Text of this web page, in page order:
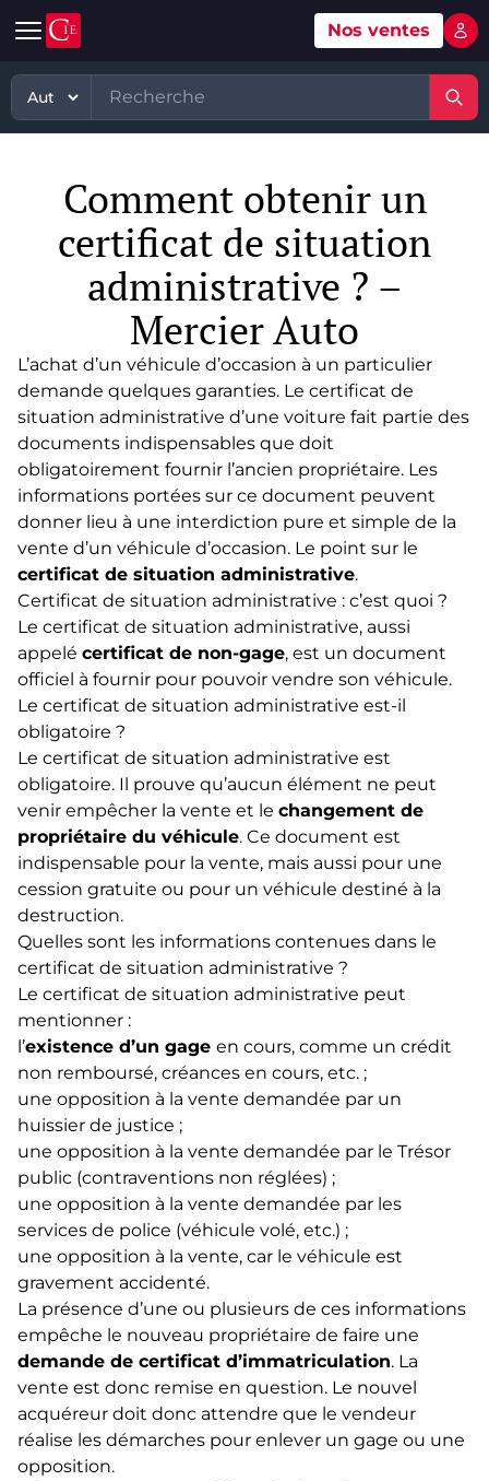
Automobile
Voitures d'occasion
Véhicules tout terrain et 4x4 d'occasion
Motos et quads d'occasion
Voitures de luxe d'occasion
Véhicules utilitaires d'occasion
Grande vente mobilier objets
Ventes XXème
Vente courante hebdo
Bijoux & Mode
Vins & Spiritueux
Spécialités
Matériel, équipement
Matériel professionnel
Stock et marchandises neuves et
d’occasions
Usines & industries
Biens incorporels
TP
Divers
Nos ventes
Comment obtenir un
certificat de situation
administrative ? –
Mercier Auto
L’achat d’un véhicule d’occasion à un particulier
demande quelques garanties. Le certificat de
situation administrative d’une voiture fait partie des
documents indispensables que doit
obligatoirement fournir l’ancien propriétaire. Les
informations portées sur ce document peuvent
donner lieu à une interdiction pure et simple de la
vente d’un véhicule d’occasion. Le point sur le
certificat de situation administrative.
Certificat de situation administrative : c’est quoi ?
Le certificat de situation administrative, aussi
appelé certificat de non-gage, est un document
officiel à fournir pour pouvoir vendre son véhicule.
Le certificat de situation administrative est-il
obligatoire ?
Le certificat de situation administrative est
obligatoire. Il prouve qu’aucun élément ne peut
venir empêcher la vente et le changement de
propriétaire du véhicule. Ce document est
indispensable pour la vente, mais aussi pour une
cession gratuite ou pour un véhicule destiné à la
destruction.
Quelles sont les informations contenues dans le
certificat de situation administrative ?
Le certificat de situation administrative peut
mentionner :
l’existence d’un gage en cours, comme un crédit
non remboursé, créances en cours, etc. ;
une opposition à la vente demandée par un
huissier de justice ;
une opposition à la vente demandée par le Trésor
public (contraventions non réglées) ;
une opposition à la vente demandée par les
services de police (véhicule volé, etc.) ;
une opposition à la vente, car le véhicule est
gravement accidenté.
La présence d’une ou plusieurs de ces informations
empêche le nouveau propriétaire de faire une
demande de certificat d’immatriculation. La
vente est donc remise en question. Le nouvel
acquéreur doit donc attendre que le vendeur
réalise les démarches pour enlever un gage ou une
opposition.